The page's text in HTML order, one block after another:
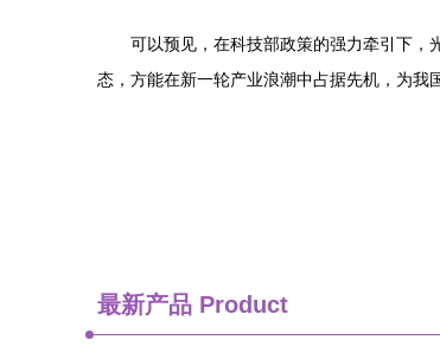
可以预见，在科技部政策的强力牵引下，
态，方能在新一轮产业浪潮中占据先机，为我
最新产品 Product